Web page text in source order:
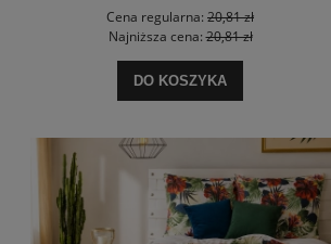
Cena regularna: 20,81 zł
Najniższa cena:20,81 zł
DO KOSZYKA